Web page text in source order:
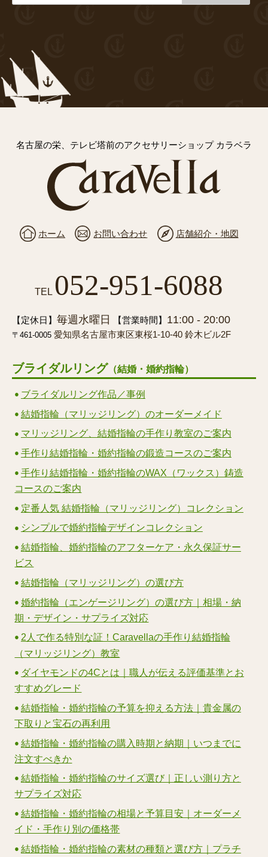
名古屋の栄、テレビ塔前のアクセサリーショップ カラベラ
ホーム お問い合わせ 店舗紹介・地図
TEL 052-951-6088
【定休日】毎週水曜日 【営業時間】 11:00 - 20:00
〒461-0005愛知県名古屋市東区東桜1-10-40 鈴木ビル2F
ブライダルリング （結婚・婚約指輪）
ブライダルリング作品／事例
結婚指輪（マリッジリング）のオーダーメイド
マリッジリング、結婚指輪の手作り教室のご案内
手作り結婚指輪・婚約指輪の鍛造コースのご案内
手作り結婚指輪・婚約指輪のWAX（ワックス）鋳造
コースのご案内
定番人気 結婚指輪（マリッジリング）コレクション
シンプルで婚約指輪デザインコレクション
結婚指輪、婚約指輪のアフターケア・永久保証サー
ビス
結婚指輪（マリッジリング）の選び方
婚約指輪（エンゲージリング）の選び方｜相場・納
期・デザイン・サプライズ対応
2人で作る特別な証！Caravellaの手作り結婚指輪
（マリッジリング）教室
ダイヤモンドの4Cとは｜職人が伝える評価基準とお
すすめグレード
結婚指輪・婚約指輪の予算を抑える方法｜貴金属の
下取りと宝石の再利用
結婚指輪・婚約指輪の購入時期と納期｜いつまでに
注文すべきか
結婚指輪・婚約指輪のサイズ選び｜正しい測り方と
サプライズ対応
結婚指輪・婚約指輪の相場と予算目安｜オーダーメ
イド・手作り別の価格帯
結婚指輪・婚約指輪の素材の種類と選び方｜プラチ